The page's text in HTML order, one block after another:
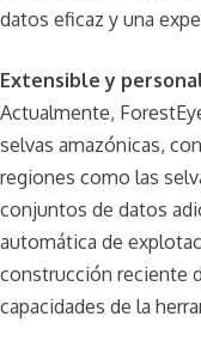
datos eficaz y una
Extensible y
Actualmente,
selvas amazónicas,
regiones como las
conjuntos de datos
automática de
construcción reciente
capacidades de la